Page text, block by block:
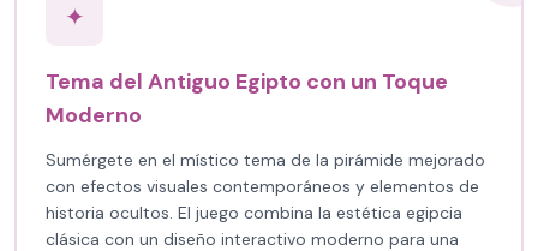
✦
Tema del Antiguo Egipto con un Toque
Moderno
Sumérgete en el místico tema de la pirámide mejorado
con efectos visuales contemporáneos y elementos de
historia ocultos. El juego combina la estética egipcia
clásica con un diseño interactivo moderno para una